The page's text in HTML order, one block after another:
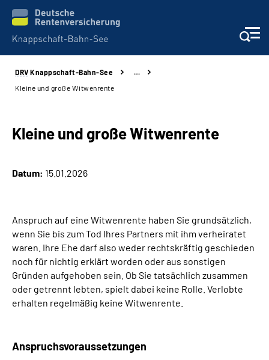
Aktuelles & Presse
KBS exklusiv
Über uns & Karriere
Online-Services
Die DRV Knappschaft-Bahn-See in Deutscher
DRV Knappschaft-Bahn-See
…
Kleine und große Witwenrente
Kleine und große Witwenrente
Datum: 15.01.2026
Anspruch auf eine Witwenrente haben Sie grundsätzlich,
wenn Sie bis zum Tod Ihres Partners mit ihm verheiratet
waren. Ihre Ehe darf also weder rechtskräftig geschieden
noch für nichtig erklärt worden oder aus sonstigen
Gründen aufgehoben sein. Ob Sie tatsächlich zusammen
oder getrennt lebten, spielt dabei keine Rolle. Verlobte
erhalten regelmäßig keine Witwenrente.
Anspruchsvoraussetzungen